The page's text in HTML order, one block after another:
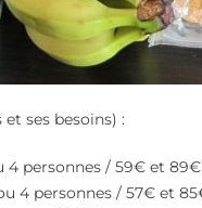
ses besoins) :
personnes / 59€ et
4 personnes / 57€ et